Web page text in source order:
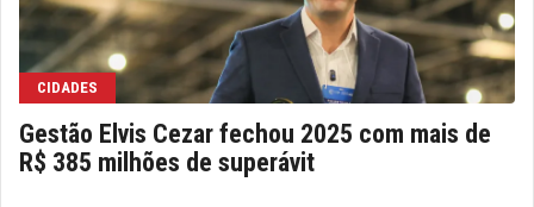
CIDADES
Gestão Elvis Cezar fechou 2025 com mais de
R$ 385 milhões de superávit